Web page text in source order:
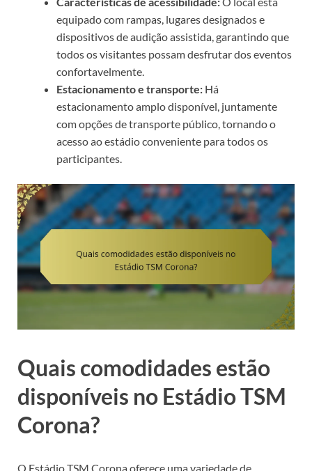
equipado com rampas, lugares designados e
dispositivos de audição assistida, garantindo que
todos os visitantes possam desfrutar dos eventos
confortavelmente.
Estacionamento e transporte: Há
estacionamento amplo disponível, juntamente
com opções de transporte público, tornando o
acesso ao estádio conveniente para todos os
participantes.
Quais comodidades estão
disponíveis no Estádio TSM
Corona?
O Estádio TSM Corona oferece uma variedade de